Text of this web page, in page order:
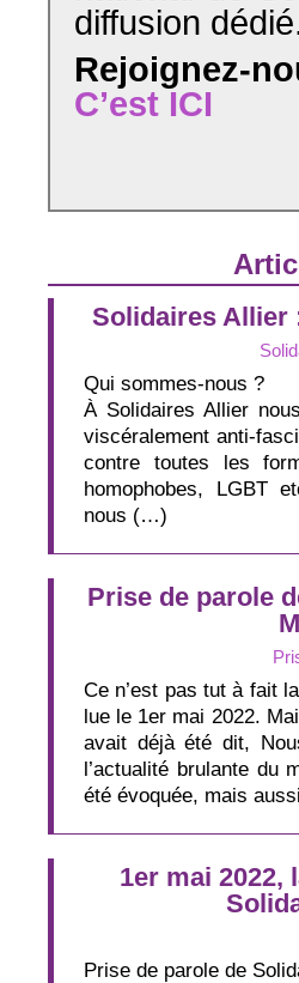
diffusion
Rejoignez-
C’est ICI
Solidaires Allier
Qui sommes-nous ?
À Solidaires Allier
viscéralement anti-
contre toutes les
homophobes, LGBT
nous (…)
Prise de parole
Ce n’est pas tut à fait
lue le 1er mai 2022.
avait déjà été dit,
l’actualité brulante du
été évoquée, mais
1er mai 2022,
Prise de parole de